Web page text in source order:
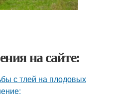
на сайте:
с тлей на плодовых